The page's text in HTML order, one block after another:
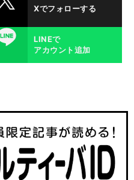
Xでフォローする
LINEで
アカウント追加